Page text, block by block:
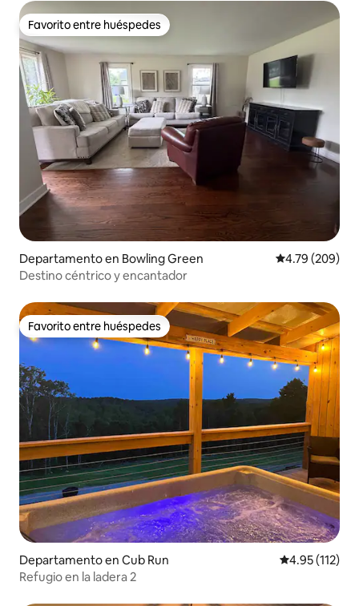
Favorito entre huéspedes
Favorito entre huéspedes
Departamento en Bowling Green Calificación
4.79 (209)
Destino céntrico y encantador
Favorito entre huéspedes
Favorito entre huéspedes
Departamento en Cub Run Calificación
4.95 (112)
Refugio en la ladera 2